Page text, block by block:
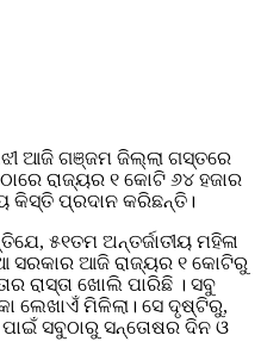
ଆଜି ଗଞ୍ଜମ ଜିଲ୍ଲା ଗସ୍ତରେ
ରାଜ୍ୟର ୧ କୋଟି ୬୪ ହଜାର
କିସ୍ତି ପ୍ରଦାନ କରିଛନ୍ତି।
୫୧ତମ ଅନ୍ତର୍ଜାତୀୟ ମହିଳା
ସରକାର ଆଜି ରାଜ୍ୟର ୧ କୋଟିରୁ
ରାସ୍ତା ଖୋଲି ପାରିଛି । ସବୁ
ଲେଖାଏଁ ମିଳିଲା। ସେ ଦୃଷ୍ଟିରୁ,
ସବୁଠାରୁ ସନ୍ତୋଷର ଦିନ ଓ